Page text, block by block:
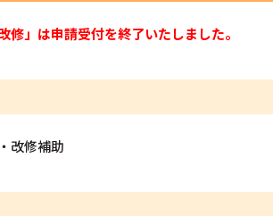
」は申請受付を終了いたしました。
改修補助